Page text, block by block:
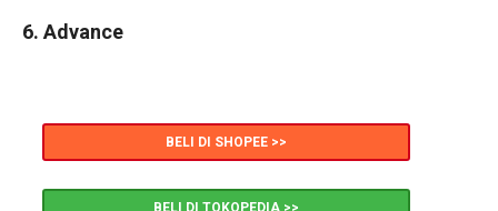
6. Advance
BELI DI SHOPEE >>